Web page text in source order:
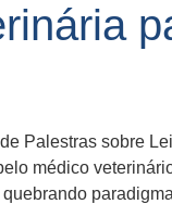
Palestras sobre
médico